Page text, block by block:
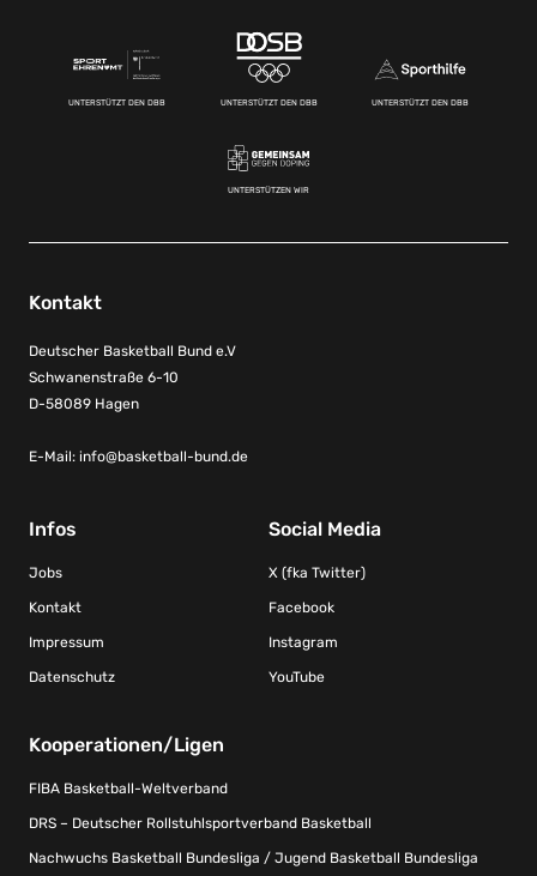
UNTERSTÜTZT DEN DBB UNTERSTÜTZT DEN DBB UNTERSTÜTZT DEN DBB
UNTERSTÜTZEN WIR
Kontakt
Deutscher Basketball Bund e.V
Schwanenstraße 6-10
D-58089 Hagen
E-Mail: info@basketball-bund.de
Infos
Jobs
Kontakt
Impressum
Datenschutz
Social Media
X (fka Twitter)
Facebook
Instagram
YouTube
Kooperationen/Ligen
FIBA Basketball-Weltverband
DRS – Deutscher Rollstuhlsportverband Basketball
Nachwuchs Basketball Bundesliga / Jugend Basketball Bundesliga